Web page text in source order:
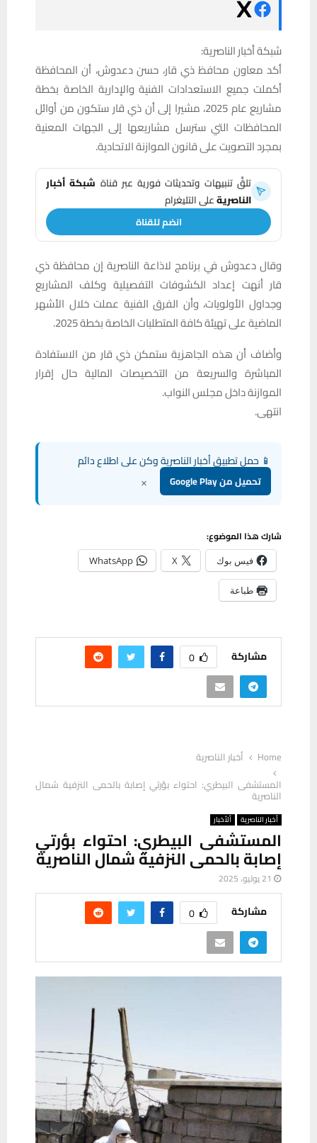
شبكة أخبار الناصرية:
أكد معاون محافظ ذي قار، حسن دعدوش، أن المحافظة
أكملت جميع الاستعدادات الفنية والإدارية الخاصة بخطة
مشاريع عام 2025، مشيرا إلى أن ذي قار ستكون من أوائل
المحافظات التي سترسل مشاريعها إلى الجهات المعنية
بمجرد التصويت على قانون الموازنة الاتحادية.
تلقَّ تنبيهات وتحديثات فورية عبر قناة شبكة أخبار
الناصريةعلى التليغرام
انضم للقناة
وقال دعدوش في برنامج لاذاعة الناصرية إن محافظة ذي
قار أنهت إعداد الكشوفات التفصيلية وكلف المشاريع
وجداول الأولويات، وأن الفرق الفنية عملت خلال الأشهر
الماضية على تهيئة كافة المتطلبات الخاصة بخطة 2025.
وأضاف أن هذه الجاهزية ستمكن ذي قار من الاستفادة
المباشرة والسريعة من التخصيصات المالية حال إقرار
الموازنة داخل مجلس النواب.
انتهى.
📱 حمل تطبيق أخبار الناصرية وكن على اطلاع دائم
تحميل من Google Play ×
شارك هذا الموضوع:
فيس بوك X
WhatsApp
طباعة
مشاركة 0
Home
أخبار الناصرية
المستشفى البيطري: احتواء بؤرتي إصابة بالحمى النزفية شمال
الناصرية
أخبار الناصرية ألأخبار
المستشفى البيطري: احتواء بؤرتي
إصابة بالحمى النزفية شمال الناصرية
21 يوليو، 2025
مشاركة 0